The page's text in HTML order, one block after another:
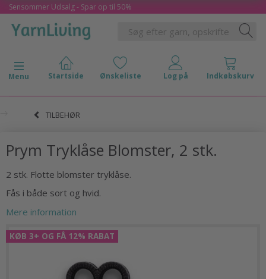
Sensommer Udsalg - Spar op til 50%
Skifte navigation
Menu
TILBEHØR
Prym Tryklåse Blomster, 2 stk.
2 stk. Flotte blomster tryklåse.
Fås i både sort og hvid.
Mere information
KØB 3+ OG FÅ 12% RABAT